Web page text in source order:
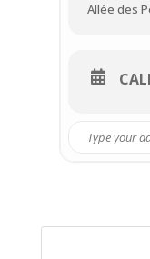
Allée des